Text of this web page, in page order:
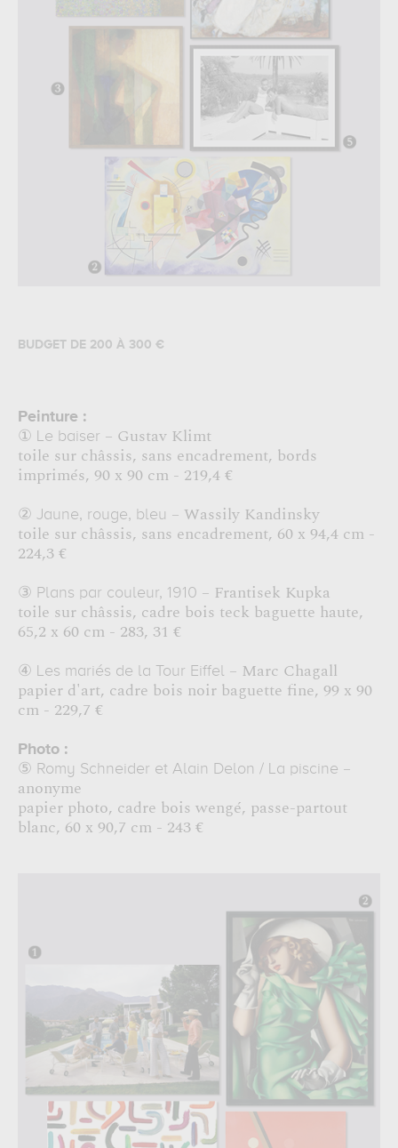
BUDGET DE 200 À 300 €
Peinture :
① Le baiser – Gustav Klimt
toile sur châssis, sans encadrement, bords
imprimés, 90 x 90 cm - 219,4 €
② Jaune, rouge, bleu – Wassily Kandinsky
toile sur châssis, sans encadrement, 60 x 94,4 cm -
224,3 €
③ Plans par couleur, 1910 – Frantisek Kupka
toile sur châssis, cadre bois teck baguette haute,
65,2 x 60 cm - 283, 31 €
④ Les mariés de la Tour Eiffel – Marc Chagall
papier d'art, cadre bois noir baguette fine, 99 x 90
cm - 229,7 €
Photo :
⑤ Romy Schneider et Alain Delon / La piscine –
anonyme
papier photo, cadre bois wengé, passe-partout
blanc, 60 x 90,7 cm - 243 €